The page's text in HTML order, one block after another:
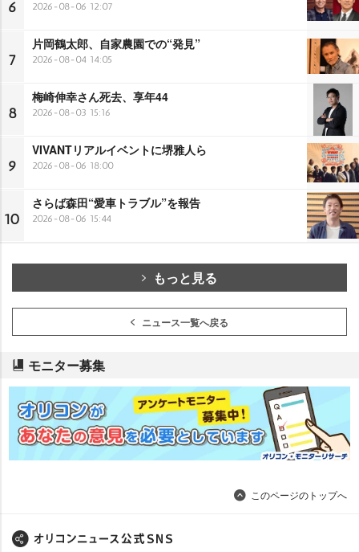
6 2026-08-06 12:07
7
片岡鶴太郎、自家農園での“発見”
2026-08-04 14:05
8
梅崎伸幸さん死去、享年44
2026-08-03 15:16
9
VIVANTリアルイベントに堺雅人ら
2026-08-06 18:00
10
さらば森田“愛車トラブル”を報告
2026-08-06 15:44
もっと見る
ニュース一覧へ戻る
モニター募集
このページのトップへ